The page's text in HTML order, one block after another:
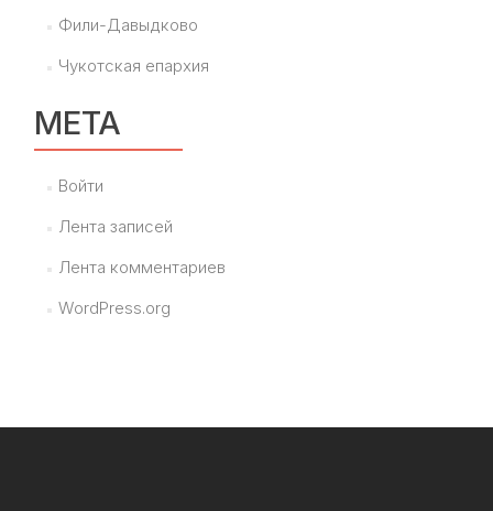
Фили-Давыдково
Чукотская епархия
МЕТА
Войти
Лента записей
Лента комментариев
WordPress.org